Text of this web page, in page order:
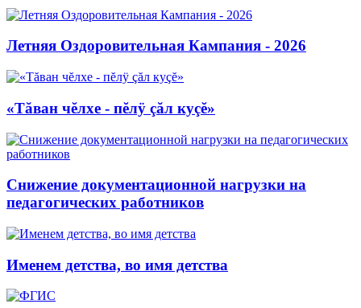
Летняя Оздоровительная Кампания - 2026
«Тăван чĕлхе - пĕлÿ çăл куçĕ»
Снижение документационной нагрузки на
педагогических работников
Именем детства, во имя детства